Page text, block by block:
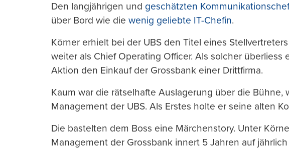
Den langjährigen und geschätzten Kommunikationschef
über Bord wie die wenig geliebte IT-Chefin.
Körner erhielt bei der UBS den Titel eines
weiter als Chief Operating Officer. Als solcher überliess
Aktion den Einkauf der Grossbank einer Drittfirma.
Kaum war die rätselhafte Auslagerung über die Bühne,
Management der UBS. Als Erstes holte er seine alten
Die bastelten dem Boss eine Märchenstory. Unter
Management der Grossbank innert 5 Jahren auf